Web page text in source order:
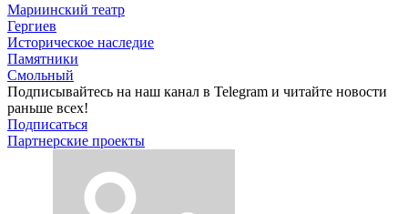
Мариинский театр
Гергиев
Историческое наследие
Памятники
Смольный
Подписывайтесь на наш канал в Telegram и читайте новости
раньше всех!
Подписаться
Партнерские проекты